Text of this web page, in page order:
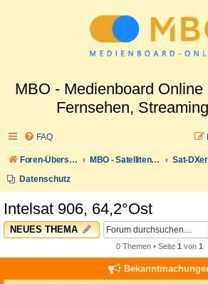
MBO - Medienboard Online
Fernsehen,
FAQ
Foren-Übersicht MBO - Satellitenwelt Sat-
Datenschutz
Intelsat 906, 64,2°Ost
NEUES THEMA
0 Themen • Seite 1 von 1